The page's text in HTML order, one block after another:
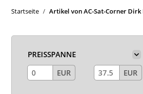
Startseite Artikel von AC-Sat-Corner Dirk
PREISSPANNE
EUR
EUR